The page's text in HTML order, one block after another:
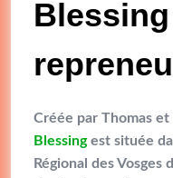
Créée par Thomas
Blessingest située
Régional des Vosges